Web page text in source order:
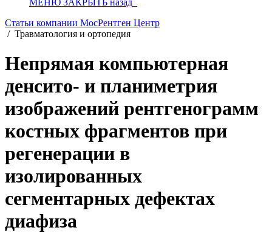
МЕНЮ ЗАКРЫТЬ назад
Статьи компании МосРентген Центр
/ Травматология и ортопедия
Непрямая компьютерная
денсито- и планиметрия
изображений рентгенограмм
костных фрагментов при
регенерации в
изолированных
сегментарных дефектах
диафиза